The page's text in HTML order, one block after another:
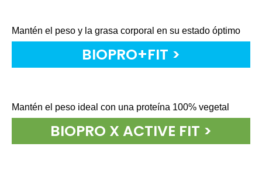
Mantén el peso y la grasa corporal en su estado óptimo
BIOPRO+FIT >
Mantén el peso ideal con una proteína 100% vegetal
BIOPRO X ACTIVE FIT >